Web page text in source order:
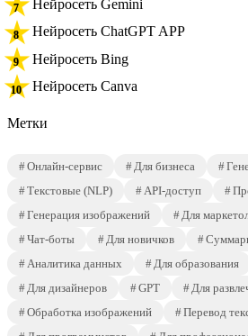
Нейросеть Gemini
Нейросеть ChatGPT APP
Нейросеть Bing
Нейросеть Canva
Метки
Онлайн-сервис Для бизнеса
Текстовые (NLP)
API-доступ
Генерация изображений
Для
Чат-боты
Для новичков
Аналитика данных
Для образования
Для дизайнеров
GPT
Для
Обработка изображений
Перевод